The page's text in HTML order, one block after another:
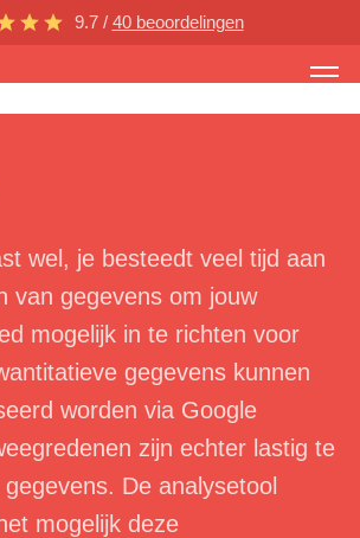
9.7 / 40 beoordelingen
wel, je besteedt veel tijd aan
van gegevens om jouw
mogelijk in te richten voor
gegevens kunnen
worden via Google
zijn echter lastig te
De analysetool
mogelijk deze